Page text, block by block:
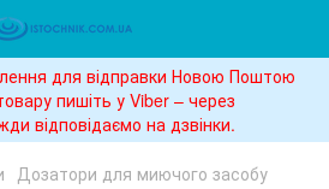
для відправки Новою Поштою
пишіть у Viber – через
відповідаємо на дзвінки.
Дозатори для миючого засобу